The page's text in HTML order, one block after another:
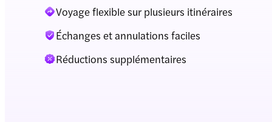
Voyage flexible sur plusieurs itinéraires
Échanges et annulations faciles
Réductions supplémentaires